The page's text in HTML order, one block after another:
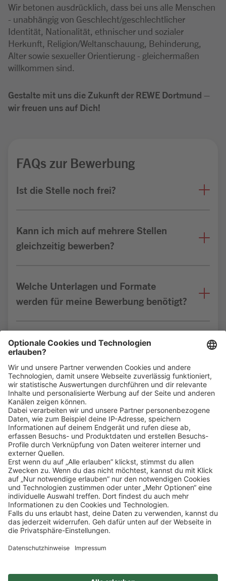
Wir betonen ausdrücklich, dass bei uns alle Menschen
- unabhängig von Geschlecht/geschlechtlicher
Identität, Nationalität, ethnischer und sozialer
Herkunft, Religion/Weltanschauung, Behinderung,
Alter sowie sexueller Orientierung - gleichermaßen
willkommen sind.
Gestalte mit uns die Zukunft der REWE Dortmund –
wir freuen uns auf Dich!
FAQs zur Bewerbung
Ist die Stelle noch frei?
Kann ich mich auf mehrere Stellen
gleichzeitig bewerben?
Welche Unterlagen und Formate
werden für meine Bewerbung benötigt?
Bin ich für die Stelle geeignet?
Klickehier, um alle offenen Jobs zu sehen.
Impressum Datenschutz
Privatsphäre-Einstellungen
FAQ
Veranstaltungen
Sitemap